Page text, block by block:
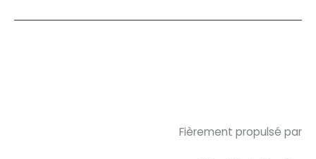
Fièrement propulsé par